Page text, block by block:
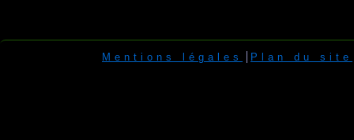
Mentions légales Plan du site